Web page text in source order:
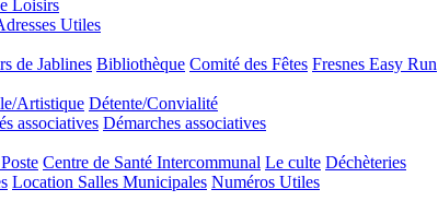
Loisirs
Utiles
de Jablines Bibliothèque Comité des Fêtes Fresnes Easy Run
Artistique Détente/Convialité
associatives Démarches associatives
Centre de Santé Intercommunal Le culte Déchèteries
Location Salles Municipales Numéros Utiles